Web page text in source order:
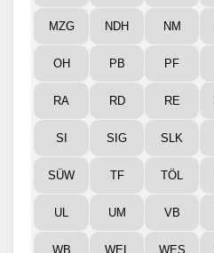
MZG NDH NM
OH PB PF
RA RD RE
SI SIG SLK
SÜW TF TÖL
UL UM VB
WB WEL WES